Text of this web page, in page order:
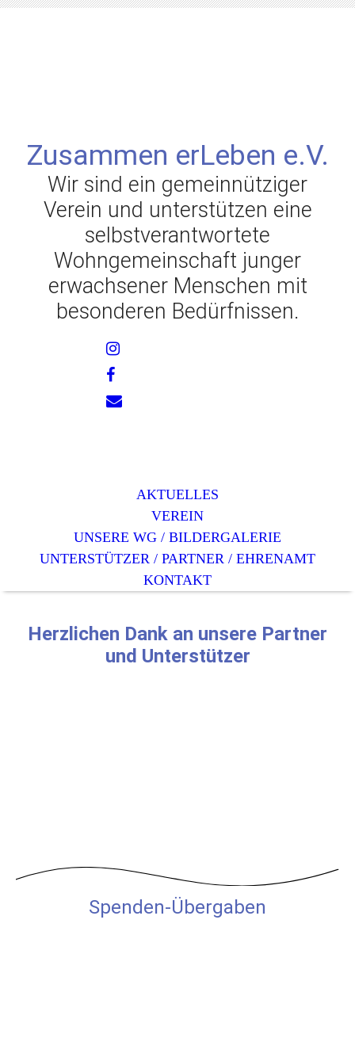
Zusammen erLeben e.V.
Wir sind ein gemeinnütziger
Verein und unterstützen eine
selbstverantwortete
Wohngemeinschaft junger
erwachsener Menschen mit
besonderen Bedürfnissen.
AKTUELLES
VEREIN
UNSERE WG / BILDERGALERIE
UNTERSTÜTZER / PARTNER / EHRENAMT
KONTAKT
Herzlichen Dank an unsere Partner
und Unterstützer
Spenden-Übergaben